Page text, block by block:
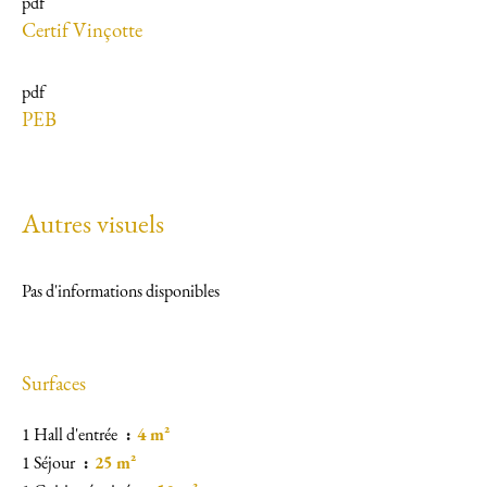
pdf
Certif Vinçotte
pdf
PEB
Autres visuels
Pas d'informations disponibles
Surfaces
1 Hall d'entrée
4 m²
1 Séjour
25 m²